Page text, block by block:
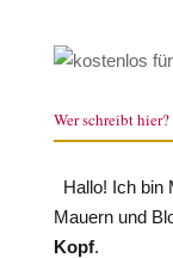
Wer schreibt hier?
Hallo! Ich bin
Mauern und
Kopf.